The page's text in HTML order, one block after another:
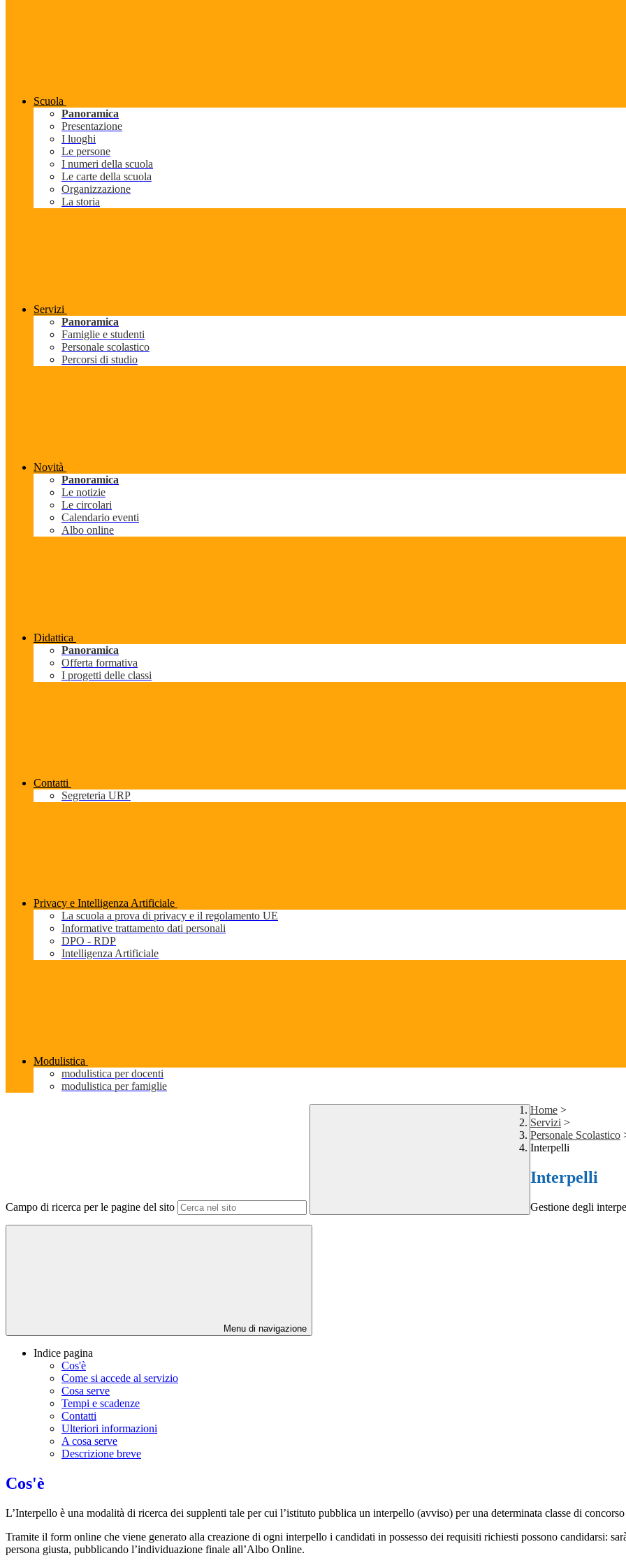
Scuola
Panoramica
Presentazione
I luoghi
Le persone
I numeri della scuola
Le carte della scuola
Organizzazione
La storia
Servizi
Panoramica
Famiglie e studenti
Personale scolastico
Percorsi di studio
Novità
Panoramica
Le notizie
Le circolari
Calendario eventi
Albo online
Didattica
Panoramica
Offerta formativa
I progetti delle classi
Contatti
Segreteria URP
Privacy e Intelligenza Artificiale
La scuola a prova di privacy e il regolamento UE
Informative trattamento dati personali
DPO - RDP
Intelligenza Artificiale
Modulistica
modulistica per docenti
modulistica per famiglie
Campo di ricerca per le pagine del sito
Home >
Servizi >
Personale Scolastico
Interpelli
Interpelli
Gestione degli
Menu di navigazione
Indice pagina
Cos'è
Come si accede al servizio
Cosa serve
Tempi e scadenze
Contatti
Ulteriori informazioni
A cosa serve
Descrizione breve
Cos'è
L’Interpello è una modalità di ricerca dei supplenti tale per cui l’istituto pubblica un interpello (avviso) per una determinata classe di
Tramite il form online che viene generato alla creazione di ogni interpello i candidati in possesso dei requisiti richiesti possono candidarsi:
persona giusta, pubblicando l’individuazione finale all’Albo Online.